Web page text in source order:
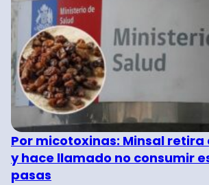
Por micotoxinas: Minsal
y hace llamado no consumir
pasas